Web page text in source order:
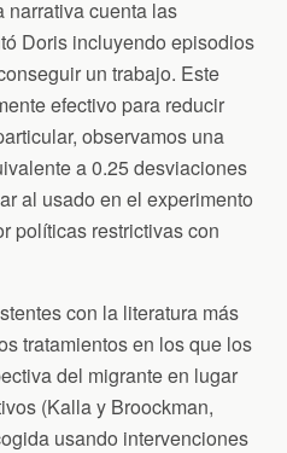
narrativa cuenta las
Doris incluyendo episodios
un trabajo. Este
efectivo para reducir
observamos una
a 0.25 desviaciones
al usado en el experimento
políticas restrictivas con
con la literatura más
tratamientos en los que los
del migrante en lugar
(Kalla y Broockman,
usando intervenciones